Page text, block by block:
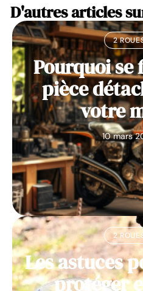
D'autres articles
2
Pourquoi
pièce
votre
10 mars
2
Les astuces
protéger